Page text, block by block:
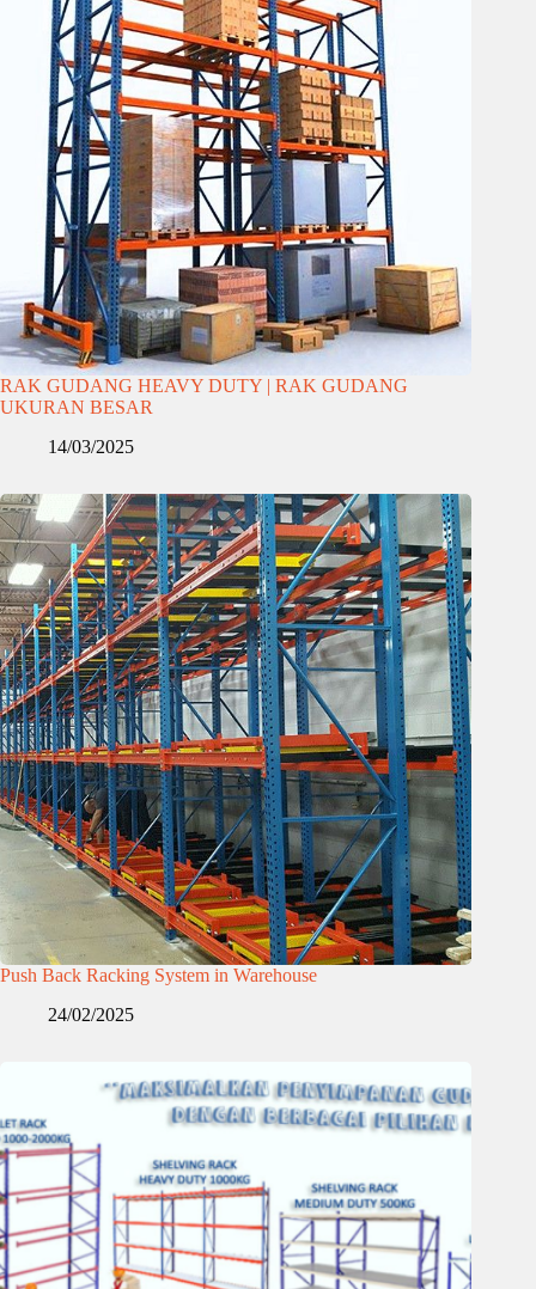
RAK GUDANG HEAVY DUTY | RAK GUDANG
UKURAN BESAR
14/03/2025
Push Back Racking System in Warehouse
24/02/2025